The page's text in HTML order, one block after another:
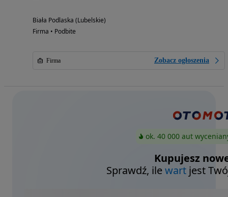
Biała Podlaska (Lubelskie)
Firma • Podbite
Firma Zobacz ogłoszenia
ok. 40 000 aut
Kupujesz
Sprawdź, ilewart jest